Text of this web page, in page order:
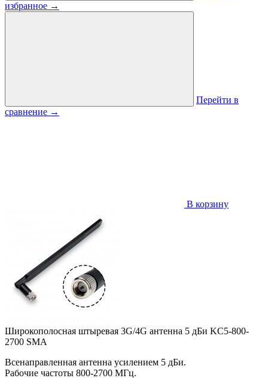
избранное →
Перейти в
сравнение →
В корзину
Широкополосная штыревая 3G/4G антенна 5 дБи KC5-800-
2700 SMA
Всенаправленная антенна усилением 5 дБи.
Рабочие частоты 800-2700 МГц.